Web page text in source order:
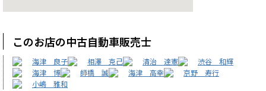
このお店の中古自動車販売士
海津 良子 相澤 克己 清治 達憲
渋谷 和輝
海津 博
師橋 誠 海津 高幸
京野 寿行
小嶋 雅和